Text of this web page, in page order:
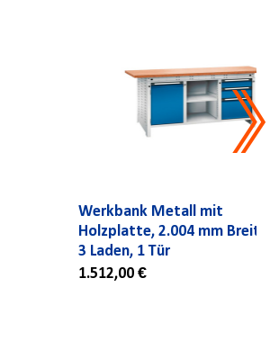
Werkbank Metall mit
Holzplatte, 2.004 mm Breite,
3 Laden, 1 Tür